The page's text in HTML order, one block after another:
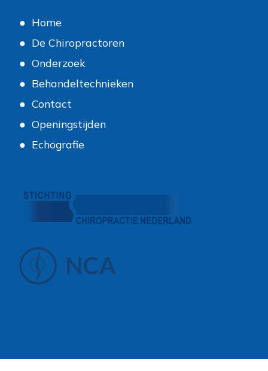
Home
De Chiropractoren
Onderzoek
Behandeltechnieken
Contact
Openingstijden
Echografie